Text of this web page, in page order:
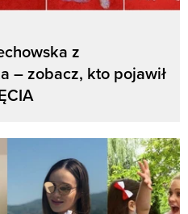
z
– zobacz, kto pojawił